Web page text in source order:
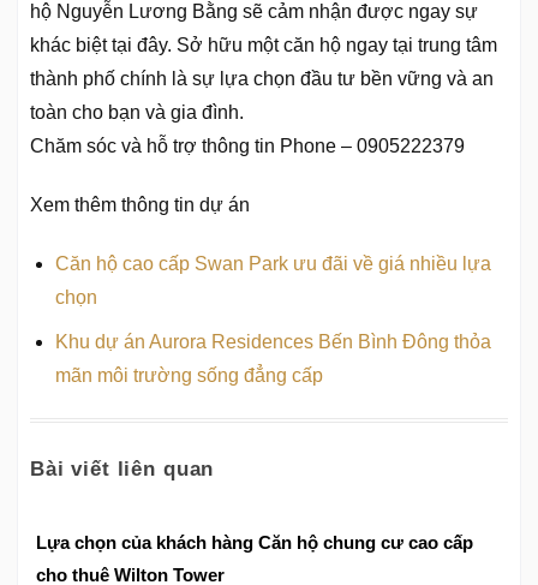
hộ Nguyễn Lương Bằng sẽ cảm nhận được ngay sự
khác biệt tại đây. Sở hữu một căn hộ ngay tại trung tâm
thành phố chính là sự lựa chọn đầu tư bền vững và an
toàn cho bạn và gia đình.
Chăm sóc và hỗ trợ thông tin Phone – 0905222379
Xem thêm thông tin dự án
Căn hộ cao cấp Swan Park ưu đãi về giá nhiều lựa
chọn
Khu dự án Aurora Residences Bến Bình Đông thỏa
mãn môi trường sống đẳng cấp
Bài viết liên quan
Lựa chọn của khách hàng Căn hộ chung cư cao cấp
cho thuê Wilton Tower